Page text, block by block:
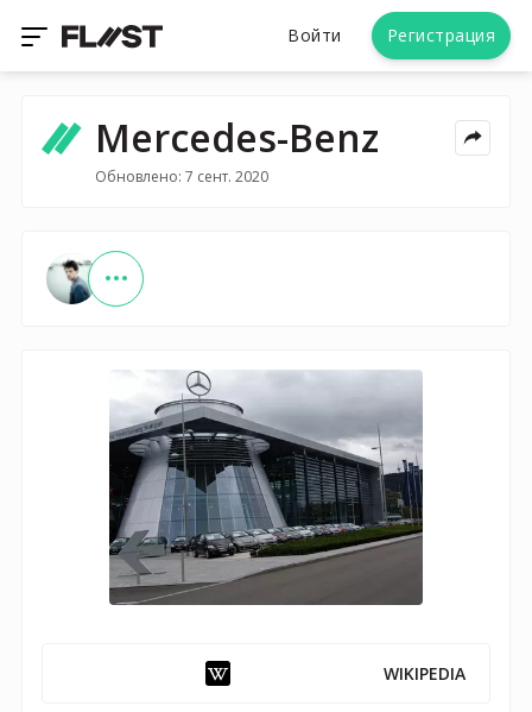
Войти Регистрация
Mercedes-Benz
Обновлено: 7 сент. 2020
WIKIPEDIA